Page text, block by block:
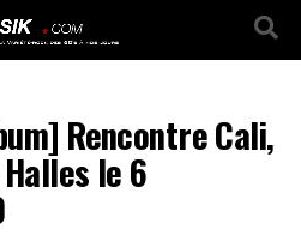
Rencontre Cali,
le 6